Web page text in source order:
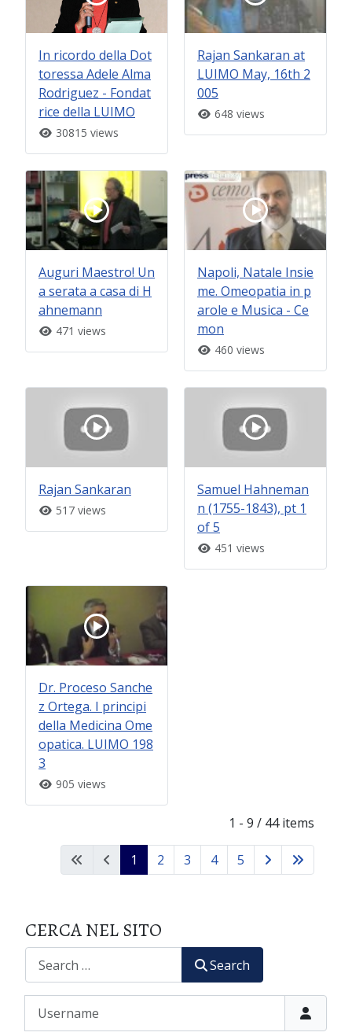
In ricordo della Dot
toressa Adele Alma
Rodriguez - Fondat
rice della LUIMO
30815 views
Rajan Sankaran at
LUIMO May, 16th 2
005
648 views
Auguri Maestro! Un
a serata a casa di H
ahnemann
471 views
Napoli, Natale Insie
me. Omeopatia in p
arole e Musica - Ce
mon
460 views
Rajan Sankaran
517 views
Samuel Hahneman
n (1755-1843), pt 1
of 5
451 views
Dr. Proceso Sanche
z Ortega. I principi
della Medicina Ome
opatica. LUIMO 198
3
905 views
1 - 9 / 44 items
1 2 3 4 5
CERCA NEL SITO
Search
Username